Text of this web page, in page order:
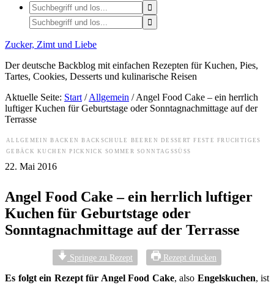
Zucker, Zimt und Liebe
Der deutsche Backblog mit einfachen Rezepten für Kuchen, Pies,
Tartes, Cookies, Desserts und kulinarische Reisen
Aktuelle Seite: Start / Allgemein /Angel Food Cake – ein herrlich
luftiger Kuchen für Geburtstage oder Sonntagnachmittage auf der
Terrasse
ALLGEMEIN BACKEN BACKSCHULE BEEREN DESSERT FESTE
FRUCHTIGES
GEBÄCK
KUCHEN PICKNICK SOMMER SONNTAGSSÜSS
22. Mai 2016
Angel Food Cake – ein herrlich luftiger
Kuchen für Geburtstage oder
Sonntagnachmittage auf der Terrasse
Springe zu Rezept Rezept drucken
Es folgt ein Rezept für Angel Food Cake, also Engelskuchen, ist